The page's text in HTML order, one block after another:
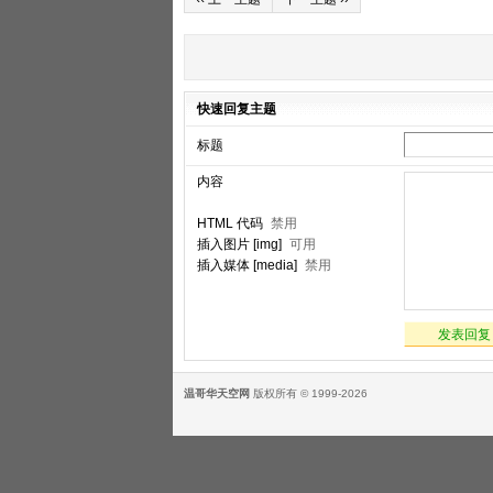
快速回复主题
标题
内容
HTML 代码 禁用
插入图片 [img] 可用
插入媒体 [media] 禁用
发表回复
温哥华天空网 版权所有 © 1999-2026